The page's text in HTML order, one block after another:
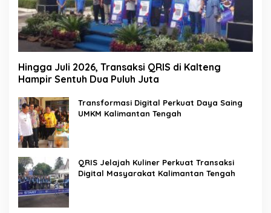
Hingga Juli 2026, Transaksi QRIS di Kalteng
Hampir Sentuh Dua Puluh Juta
Transformasi Digital Perkuat Daya Saing
UMKM Kalimantan Tengah
QRIS Jelajah Kuliner Perkuat Transaksi
Digital Masyarakat Kalimantan Tengah